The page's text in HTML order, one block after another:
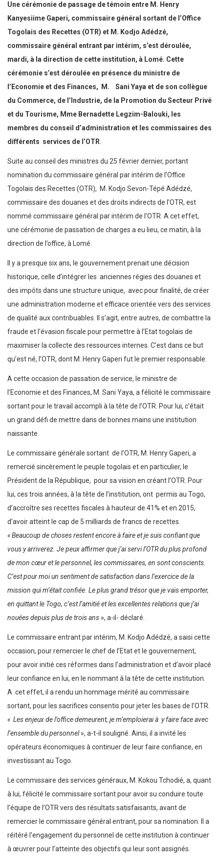
Une cérémonie de passage de témoin entre M. Henry
Kanyesiime Gaperi, commissaire général sortant de l’Office
Togolais des Recettes (OTR) et M. Kodjo Adédzé,
commissaire général entrant par intérim, s’est déroulée,
mardi, à la direction de cette institution, à Lomé. Cette
cérémonie s’est déroulée en présence du ministre de
l’Economie et des Finances, M. Sani Yaya et de son collègue
du Commerce, de l’Industrie, de la Promotion du Secteur Privé
et du Tourisme, Mme Bernadette Legzim-Balouki, les
membres du conseil d’administration et les commissaires des
différents services de l’OTR.
Suite au conseil des ministres du 25 février dernier, portant
nomination du commissaire général par intérim de l’Office
Togolais des Recettes (OTR), M. Kodjo Sevon-Tépé Adédzé,
commissaire des douanes et des droits indirects de l’OTR, est
nommé commissaire général par intérim de l’OTR. A cet effet,
une cérémonie de passation de charges a eu lieu, ce matin, à la
direction de l’office, à Lomé.
Il y a presque six ans, le gouvernement prenait une décision
historique, celle d’intégrer les anciennes régies des douanes et
des impôts dans une structure unique, avec pour finalité, de créer
une administration moderne et efficace orientée vers des services
de qualité aux contribuables. Il s’agit, entre autres, de combattre la
fraude et l’évasion fiscale pour permettre à l’Etat togolais de
maximiser la collecte des ressources internes. C’est dans ce but
qu’est né, l’OTR, dont M. Henry Gaperi fut le premier responsable.
A cette occasion de passation de service, le ministre de
l’Economie et des Finances, M. Sani Yaya, a félicité le commissaire
sortant pour le travail accompli à la tête de l’OTR. Pour lui, c’était
un grand défi de mettre dans de bonnes mains une institution
naissante.
Le commissaire générale sortant de l’OTR, M. Henry Gaperi, a
remercié sincèrement le peuple togolais et en particulier, le
Président de la République, pour sa vision en créant l’OTR. Pour
lui, ces trois années, à la tête de l’institution, ont permis au Togo,
d’accroître ses recettes fiscales à hauteur de 41% et en 2015,
d’avoir atteint le cap de 5 milliards de francs de recettes.
« Beaucoup de choses restent encore à faire et je suis confiant que
vous y arriverez. Je peux affirmer que j’ai servi l’OTR du plus profond
de mon cœur et le personnel, les commissaires, en sont conscients.
C’est pour moi un sentiment de satisfaction dans l’exercice de la
mission qui m’était confiée. Le plus grand trésor que je vais emporter,
en quittant le Togo, c’est l’amitié et les excellentes relations que j’ai
nouées depuis plus de trois ans », a-il- déclaré.
Le commissaire entrant par intérim, M. Kodjo Adédzé, a saisi cette
occasion, pour remercier le chef de l’Etat et le gouvernement,
pour avoir initié ces réformes dans l’administration et d’avoir placé
leur confiance en lui, en le nommant à la tête de cette institution.
A cet effet, il a rendu un hommage mérité au commissaire
sortant, pour les sacrifices consentis pour jeter les bases de l’OTR.
« Les enjeux de l’office demeurent, je m’emploierai à y faire face avec
l’ensemble du personnel», a-t-il souligné. Ainsi, il a invité les
opérateurs économiques à continuer de leur faire confiance, en
investissant au Togo.
Le commissaire des services généraux, M. Kokou Tchodié, a, quant
à lui, félicité le commissaire sortant pour avoir su conduire toute
l’équipe de l’OTR vers des résultats satisfaisants, avant de
remercier le commissaire général entrant, pour sa nomination. Il a
réitéré l’engagement du personnel de cette institution à continuer
à œuvrer pour l’atteinte des objectifs qui leur sont assignés.